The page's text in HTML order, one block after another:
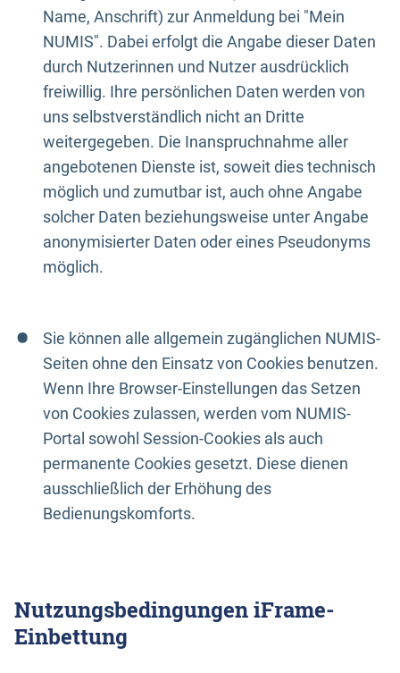
Name, Anschrift) zur Anmeldung bei "Mein
NUMIS". Dabei erfolgt die Angabe dieser Daten
durch Nutzerinnen und Nutzer ausdrücklich
freiwillig. Ihre persönlichen Daten werden von
uns selbstverständlich nicht an Dritte
weitergegeben. Die Inanspruchnahme aller
angebotenen Dienste ist, soweit dies technisch
möglich und zumutbar ist, auch ohne Angabe
solcher Daten beziehungsweise unter Angabe
anonymisierter Daten oder eines Pseudonyms
möglich.
Sie können alle allgemein zugänglichen NUMIS-
Seiten ohne den Einsatz von Cookies benutzen.
Wenn Ihre Browser-Einstellungen das Setzen
von Cookies zulassen, werden vom NUMIS-
Portal sowohl Session-Cookies als auch
permanente Cookies gesetzt. Diese dienen
ausschließlich der Erhöhung des
Bedienungskomforts.
Nutzungsbedingungen iFrame-
Einbettung